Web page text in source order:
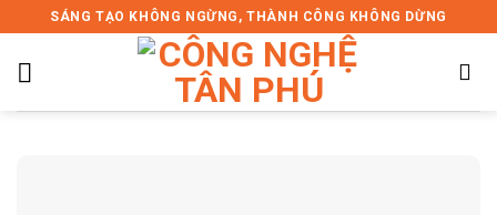
to
content
SÁNG TẠO KHÔNG NGỪNG, THÀNH CÔNG KHÔNG DỪNG